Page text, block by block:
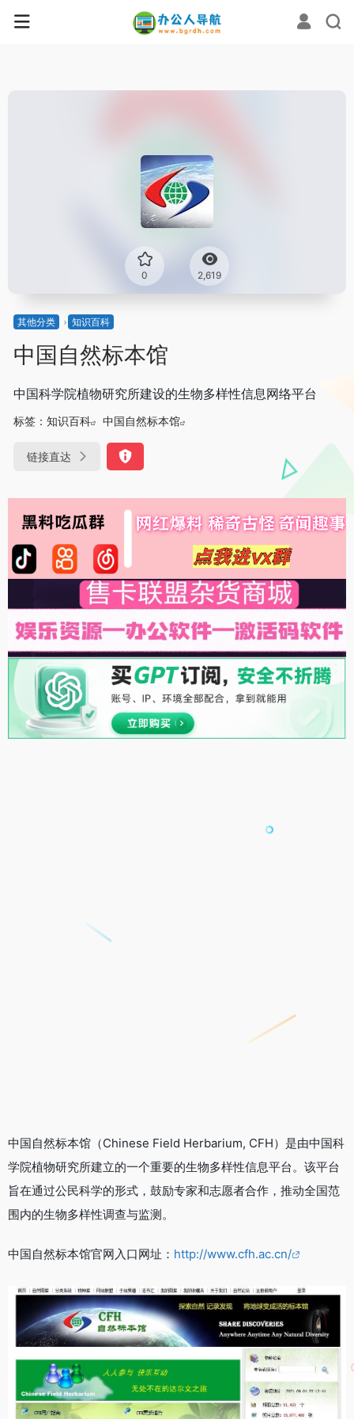
0 2,619
其他分类 知识百科
中国自然标本馆
中国科学院植物研究所建设的生物多样性信息网络平台
标签： 知识百科 中国自然标本馆
链接直达
中国自然标本馆（Chinese Field Herbarium, CFH）是由中国科
学院植物研究所建立的一个重要的生物多样性信息平台。该平台
旨在通过公民科学的形式，鼓励专家和志愿者合作，推动全国范
围内的生物多样性调查与监测。
中国自然标本馆官网入口网址： http://www.cfh.ac.cn/